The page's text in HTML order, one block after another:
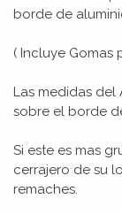
borde de
( Incluye Gomas
Las medidas
sobre el borde
Si este es mas
cerrajero de su
remaches.